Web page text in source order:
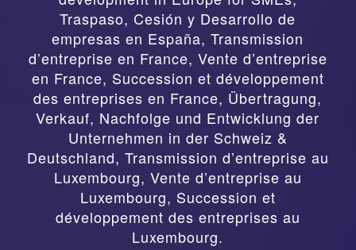
Traspaso, Cesión y Desarrollo de
empresas en España,Transmission
d’entreprise en France, Vente d’entreprise
en France, Succession et développement
des entreprises en France, Übertragung,
Verkauf, Nachfolge und Entwicklung der
Unternehmen in der Schweiz &
Deutschland, Transmission d’entreprise au
Luxembourg, Vente d’entreprise au
Luxembourg, Succession et
développement des entreprises au
Luxembourg.